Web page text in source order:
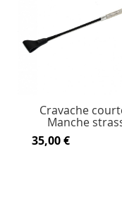
Cravache
Manche
35,00 €